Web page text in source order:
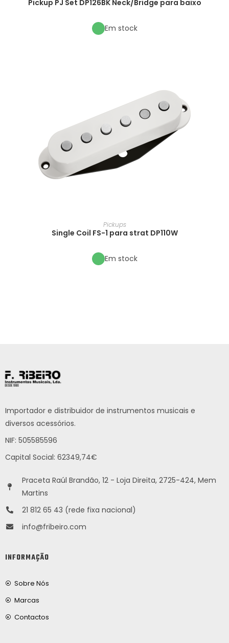
Pickup PJ Set DP126BK Neck/Bridge para baixo
Em stock
Pickups
Single Coil FS-1 para strat DP110W
Em stock
Importador e distribuidor de instrumentos musicais e
diversos acessórios.
NIF: 505585596
Capital Social: 62349,74€
Praceta Raúl Brandão, 12 - Loja Direita, 2725-424, Mem
Martins
21 812 65 43 (rede fixa nacional)
info@fribeiro.com
INFORMAÇÃO
Sobre Nós
Marcas
Contactos